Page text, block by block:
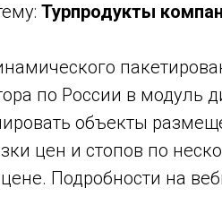
Турпродукты
по России в модуль
объекты
цен и стопов по
Подробности на